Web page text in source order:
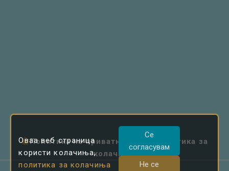
Политика на приватност
Политика за
колачиња
Оваа веб страница
користи колачиња,
политика за колачиња
Се
согласувам
Не се